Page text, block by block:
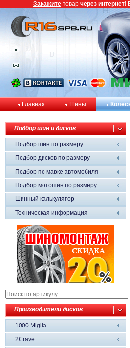
Главная Шины
Подбор шин и дисков
Подбор шин по размеру
Подбор дисков по размеру
Подбор по марке автомобиля
Подбор мотошин по размеру
Шинный калькулятор
Техническая информация
Производители дисков
1000 Miglia
2Crave
Закажите товар через интернет!